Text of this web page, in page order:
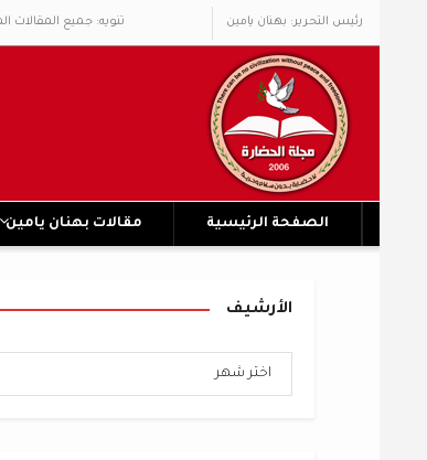
رئيس التحرير: بهنان يامين تنويه: جميع المقالات
الصفحة الرئيسية مقالات بهنان يامين
الأرشيف